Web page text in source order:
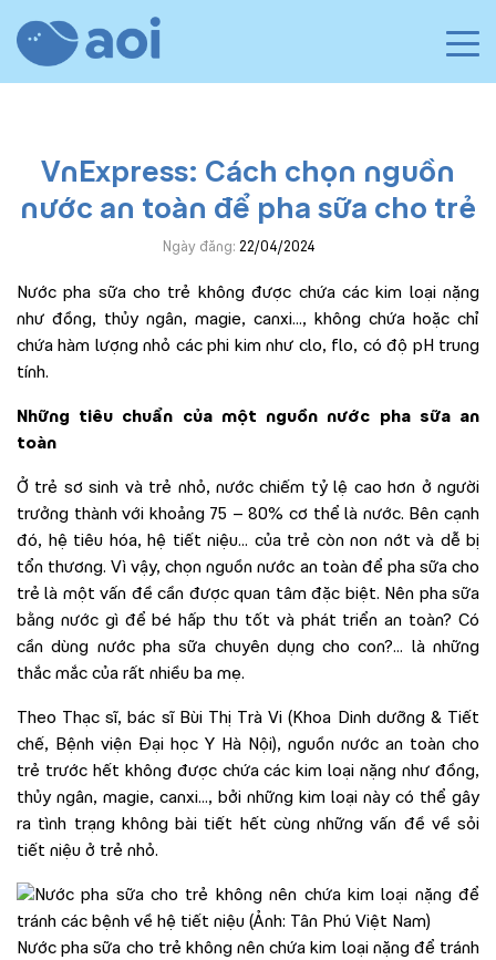
VnExpress: Cách chọn nguồn
nước an toàn để pha sữa cho trẻ
Ngày đăng: 22/04/2024
Nước pha sữa cho trẻ không được chứa các kim loại nặng
như đồng, thủy ngân, magie, canxi…, không chứa hoặc chỉ
chứa hàm lượng nhỏ các phi kim như clo, flo, có độ pH trung
tính.
Những tiêu chuẩn của một nguồn nước pha sữa an
toàn
Ở trẻ sơ sinh và trẻ nhỏ, nước chiếm tỷ lệ cao hơn ở người
trưởng thành với khoảng 75 – 80% cơ thể là nước. Bên cạnh
đó, hệ tiêu hóa, hệ tiết niệu… của trẻ còn non nớt và dễ bị
tổn thương. Vì vậy, chọn nguồn nước an toàn để pha sữa cho
trẻ là một vấn đề cần được quan tâm đặc biệt. Nên pha sữa
bằng nước gì để bé hấp thu tốt và phát triển an toàn? Có
cần dùng nước pha sữa chuyên dụng cho con?… là những
thắc mắc của rất nhiều ba mẹ.
Theo Thạc sĩ, bác sĩ Bùi Thị Trà Vi (Khoa Dinh dưỡng & Tiết
chế, Bệnh viện Đại học Y Hà Nội), nguồn nước an toàn cho
trẻ trước hết không được chứa các kim loại nặng như đồng,
thủy ngân, magie, canxi…, bởi những kim loại này có thể gây
ra tình trạng không bài tiết hết cùng những vấn đề về sỏi
tiết niệu ở trẻ nhỏ.
Nước pha sữa cho trẻ không nên chứa kim loại nặng để tránh